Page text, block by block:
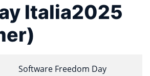
Italia2025
Software Freedom Day